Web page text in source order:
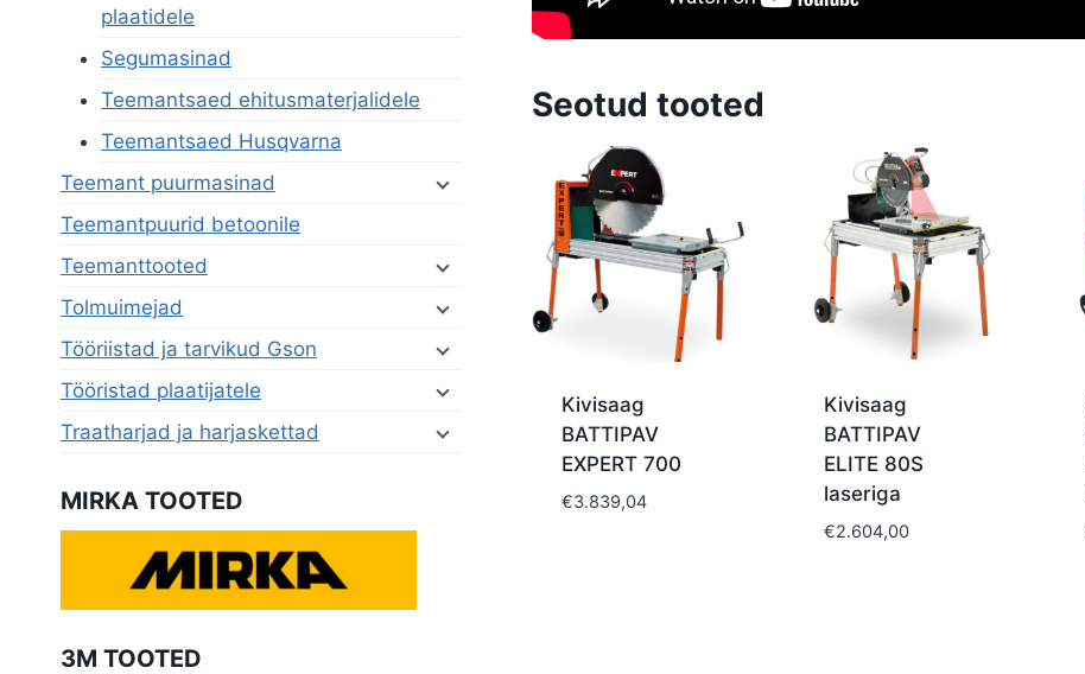
Seotud tooted
Kivisaag
BATTIPAV
EXPERT 700
€3.839,04
Kivisaag
BATTIPAV
ELITE 80S
laseriga
€2.604,00
plaatidele
Segumasinad
Teemantsaed ehitusmaterjalidele
Teemantsaed Husqvarna
Teemant puurmasinad
Teemantpuurid betoonile
Teemanttooted
Tolmuimejad
Tööriistad ja tarvikud Gson
Tööristad plaatijatele
Traatharjad ja harjaskettad
MIRKA TOOTED
3M TOOTED